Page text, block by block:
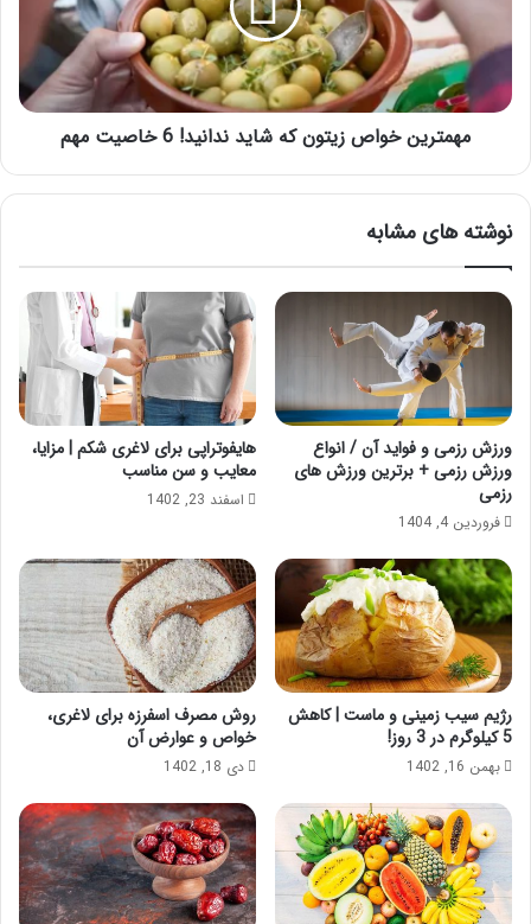
ندانید!
خاصیت
مهم
مهمترین خواص زیتون که شاید ندانید! 6 خاصیت مهم
نوشته های مشابه
ورزش رزمی و فواید آن / انواع
ورزش رزمی + برترین ورزش های
رزمی
فروردین 4, 1404
هایفوتراپی برای لاغری شکم | مزایا،
معایب و سن مناسب
اسفند 23, 1402
رژیم سیب زمینی و ماست | کاهش
5 کیلوگرم در 3 روز!
بهمن 16, 1402
روش مصرف اسفرزه برای لاغری،
خواص و عوارض آن
دی 18, 1402